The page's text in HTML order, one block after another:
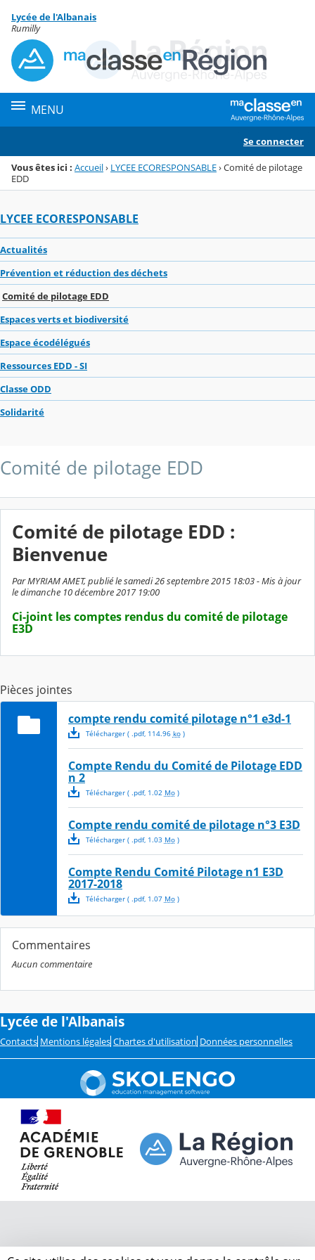
Menu de la rubrique
Contenu
Lycée de l'Albanais
Rumilly
MENU
Se connecter
Vous êtes ici : Accueil› LYCEE ECORESPONSABLE›Comité de pilotage
EDD
LYCEE ECORESPONSABLE
Actualités
Prévention et réduction des déchets
Comité de pilotage EDD
Espaces verts et biodiversité
Espace écodélégués
Ressources EDD - SI
Classe ODD
Solidarité
Comité de pilotage EDD
Comité de pilotage EDD :
Bienvenue
Par MYRIAM AMET, publié le samedi 26 septembre 2015 18:03 - Mis à jour
le dimanche 10 décembre 2017 19:00
Ci-joint les comptes rendus du comité de pilotage
E3D
Pièces jointes
compte rendu comité pilotage n°1 e3d-1
Télécharger( .pdf, 114.96 ko)
Compte Rendu du Comité de Pilotage EDD
n 2
Télécharger( .pdf, 1.02 Mo)
Compte rendu comité de pilotage n°3 E3D
Télécharger( .pdf, 1.03 Mo)
Compte Rendu Comité Pilotage n1 E3D
2017-2018
Télécharger( .pdf, 1.07 Mo)
Commentaires
Aucun commentaire
Lycée de l'Albanais
Contacts Mentions légales Chartes d'utilisation Données personnelles